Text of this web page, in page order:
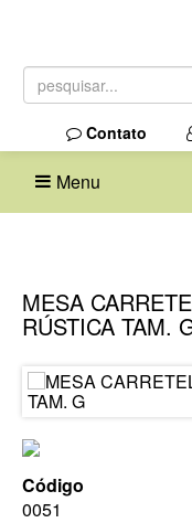
Contato
Menu
MESA
RÚSTICA TAM.
Código
0051